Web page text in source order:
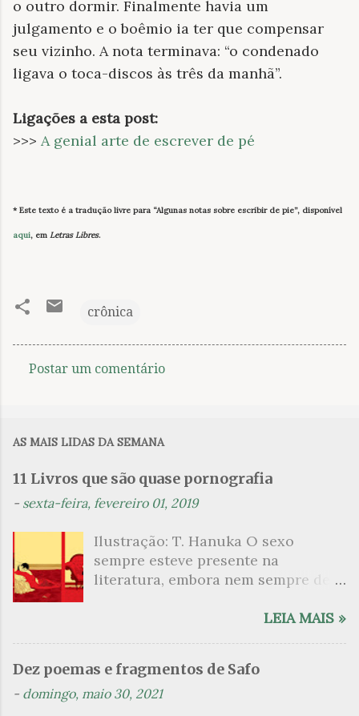
o outro dormir. Finalmente havia um
julgamento e o boêmio ia ter que compensar
seu vizinho. A nota terminava: “o condenado
ligava o toca-discos às três da manhã”.
Ligações a esta post:
>>> A genial arte de escrever de pé
* Este texto é a tradução livre para “Algunas notas sobre escribir de pie”, disponível
aqui, em Letras Libres.
crônica
n
t
i
o
Postar um comentário
AS MAIS LIDAS DA SEMANA
11 Livros que são quase pornografia
- sexta-feira, fevereiro 01, 2019
Ilustração: T. Hanuka O sexo
sempre esteve presente na
literatura, embora nem sempre de
que mergulharam em sua própria
psicanalítico e findaram por revelar
a partir dessa intimidade o lado
LEIA MAIS »
Dez poemas e fragmentos de Safo
- domingo, maio 30, 2021